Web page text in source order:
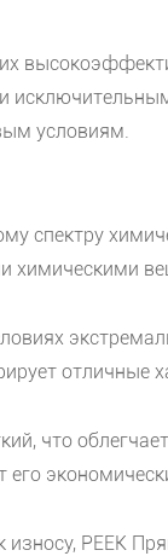
условиям.
спектру
химическими
отличные
что
его
PEEK